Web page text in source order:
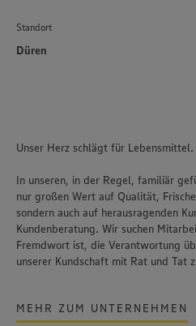
Standort
Düren
Unser Herz schlägt für Lebensmittel.
In unseren, in der Regel, familiär
nur großen Wert auf Qualität,
sondern auch auf herausragenden
Kundenberatung. Wir suchen
Fremdwort ist, die Verantwortung
unserer Kundschaft mit Rat und Tat
MEHR ZUM UNTERNEHMEN